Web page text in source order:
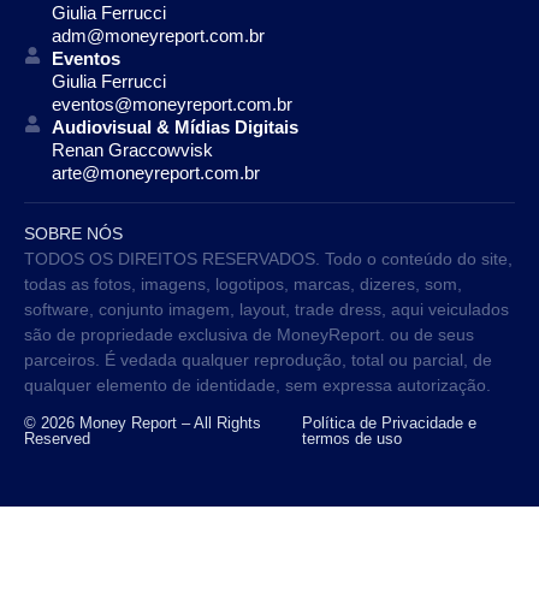
Giulia Ferrucci
adm@moneyreport.com.br
Eventos
Giulia Ferrucci
eventos@moneyreport.com.br
Audiovisual & Mídias Digitais
Renan Graccowvisk
arte@moneyreport.com.br
SOBRE NÓS
TODOS OS DIREITOS RESERVADOS. Todo o conteúdo do site,
todas as fotos, imagens, logotipos, marcas, dizeres, som,
software, conjunto imagem, layout, trade dress, aqui veiculados
são de propriedade exclusiva de MoneyReport. ou de seus
parceiros. É vedada qualquer reprodução, total ou parcial, de
qualquer elemento de identidade, sem expressa autorização.
© 2026 Money Report – All Rights
Reserved
Política de Privacidade e
termos de uso